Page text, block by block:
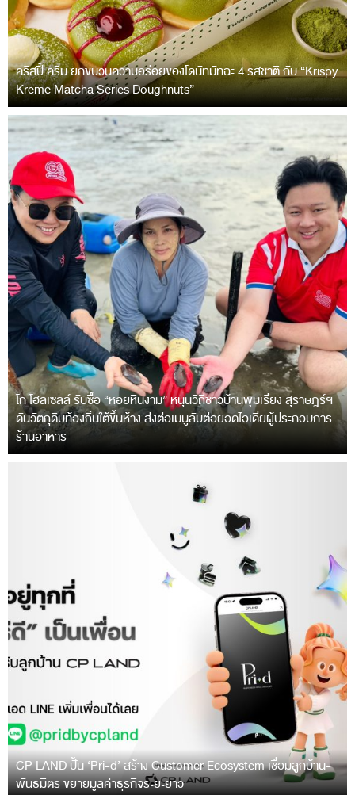
คริสปี้ ครีม ยกขบวนความอร่อยของโดนัทมัทฉะ 4 รสชาติ กับ “Krispy
Kreme Matcha Series Doughnuts”
โก โฮลเซลล์ รับซื้อ “หอยหินงาม” หนุนวิถีชาวบ้านพุมเรียง สุราษฎร์ฯ
ดันวัตถุดิบท้องถิ่นใต้ขึ้นห้าง ส่งต่อเมนูลับต่อยอดไอเดียผู้ประกอบการ
ร้านอาหาร
CP LAND ปั้น ‘Pri-d’ สร้าง Customer Ecosystem เชื่อมลูกบ้าน-
พันธมิตร ขยายมูลค่าธุรกิจระยะยาว